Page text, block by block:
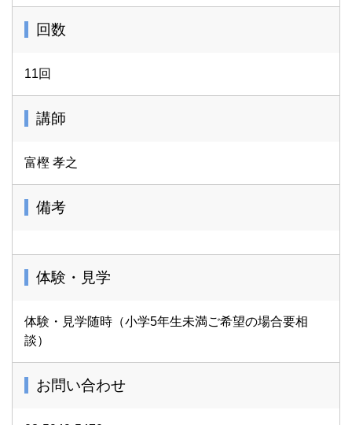
回数
11回
講師
富樫 孝之
備考
体験・見学
体験・見学随時（小学5年生未満ご希望の場合要相
談）
お問い合わせ